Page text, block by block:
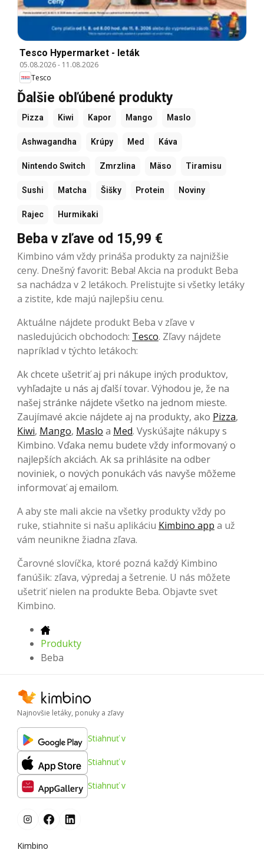
Tesco Hypermarket - leták
05.08.2026- 11.08.2026
Tesco
Ďalšie obľúbené produkty
Pizza Kiwi Kapor Mango Maslo
Ashwagandha Krúpy Med Káva
Nintendo Switch Zmrzlina Mäso Tiramisu
Sushi Matcha Šišky Protein Noviny
Rajec Hurmikaki
Beba v zľave od 15,99 €
Kimbino vám vždy prináša produkty za najnižšie
ceny. Dnešný favorit: Beba! Akcia na produkt Beba
sa nachádza v 2 letákoch. Prelistujte si všetky letáky
a zistite, kde majú najlepšiu cenu.
Aktuálne nájdete produkt Beba v zľave v
nasledujúcich obchodoch: Tesco. Zľavy nájdete
napríklad v týchto letákoch:
Ak chcete ušetriť aj pri nákupe iných produktov,
vyhľadajte u nás aj ďalší tovar. Výhodou je, že na
našej stránke nájdete všetko na jednom mieste.
Zaujímavé akcie nájdete aj na produkty, ako Pizza,
Kiwi, Mango, Maslo a Med. Vyskúšajte nákupy s
Kimbino. Vďaka nemu budete vždy informovaný o
najlepších akciách. Ak sa prihlásite na odber
noviniek, o nových ponukách vás navyše môžeme
informovať aj emailom.
A aby ste mali akcie na všetky produkty vždy po
ruke, stiahnite si našu aplikáciu Kimbino app a už
vám neunikne žiadna zľava.
Čarovné slovíčka, ktoré pozná každý Kimbino
fanúšik: zľava, výpredaj a šetrenie. U nás môžete
ušetriť nielen na produkte Beba. Objavte svet
Kimbino.
Produkty
Beba
Najnovšie letáky, ponuky a zľavy
Stiahnuť v
Stiahnuť v
Stiahnuť v
Kimbino